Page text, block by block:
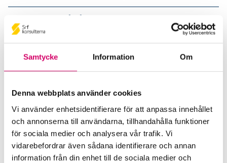
Samtycke Information Om
Denna webbplats använder cookies
Vi använder enhetsidentifierare för att anpassa innehållet
och annonserna till användarna, tillhandahålla funktioner
för sociala medier och analysera vår trafik. Vi
vidarebefordrar även sådana identifierare och annan
information från din enhet till de sociala medier och
Prenumerera på våra nyhetsbrev
Pressrum
Remisser
Samverkan med myndigheter och organisationer
Srf Fokusrapport 2024 – insikter för hållbart
företagande